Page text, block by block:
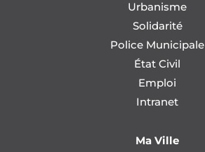
Urbanisme
Solidarité
Police Municipale
État Civil
Emploi
Intranet
Ma Ville